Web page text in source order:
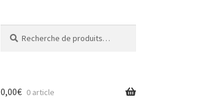
pour :
0,00€ 0 article